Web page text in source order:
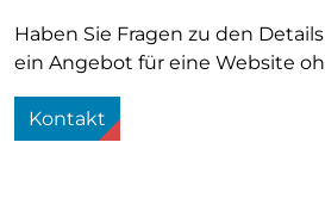
Haben Sie Fragen zu den
ein Angebot für eine Website
Kontakt